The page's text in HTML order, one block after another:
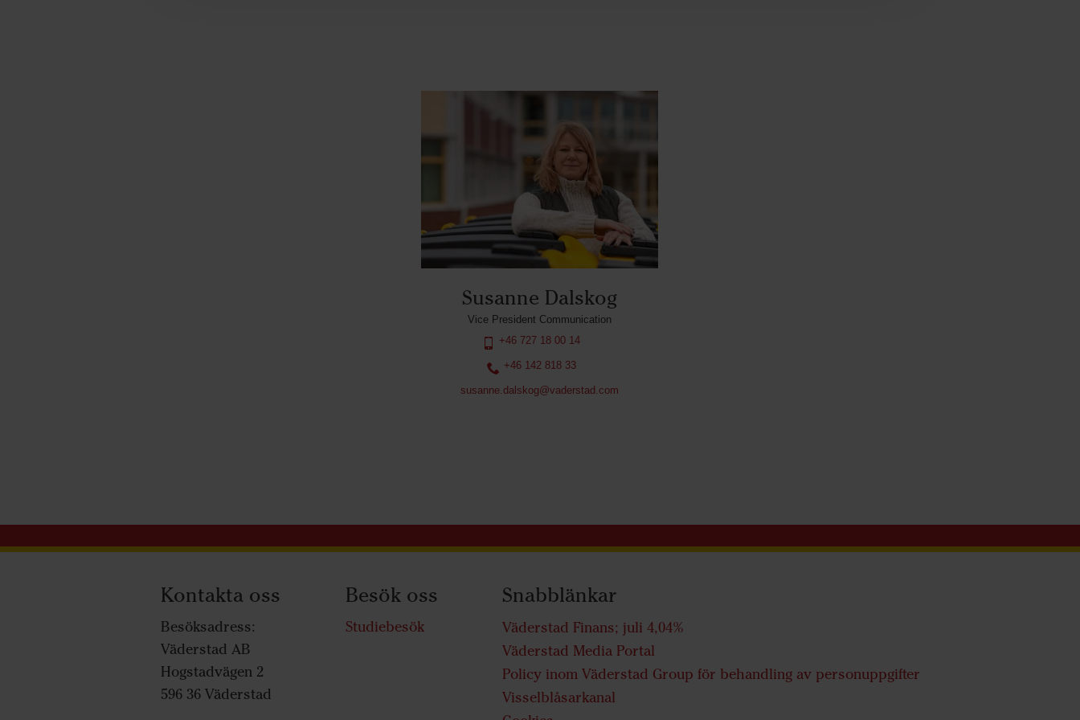
Susanne Dalskog
Vice President Communication
+46 727 18 00 14
+46 142 818 33
susanne.dalskog@vaderstad.com
Kontakta oss
Besöksadress:
Väderstad AB
Hogstadvägen 2
596 36 Väderstad
Besök oss
Studiebesök
Snabblänkar
Väderstad Finans; juli 4,04%
Väderstad Media Portal
Policy inom Väderstad Group för behandling av personuppgifter
Visselblåsarkanal